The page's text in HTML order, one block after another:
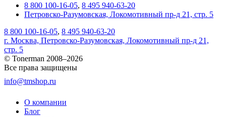
8 800 100-16-05, 8 495 940-63-20
Петровско-Разумовская, Локомотивный пр-д 21, стр. 5
8 800 100-16-05, 8 495 940-63-20
г. Москва, Петровско-Разумовская, Локомотивный пр-д 21,
стр. 5
© Tonerman 2008–2026
Все права защищены
info@tmshop.ru
О компании
Блог